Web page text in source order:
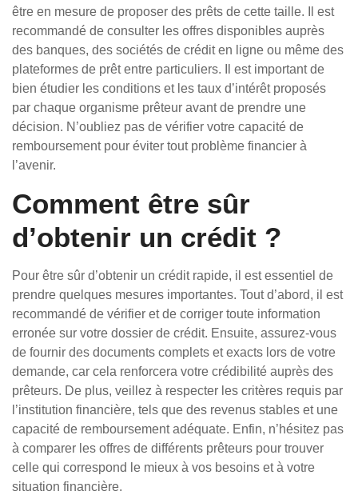
être en mesure de proposer des prêts de cette taille. Il est
recommandé de consulter les offres disponibles auprès
des banques, des sociétés de crédit en ligne ou même des
plateformes de prêt entre particuliers. Il est important de
bien étudier les conditions et les taux d’intérêt proposés
par chaque organisme prêteur avant de prendre une
décision. N’oubliez pas de vérifier votre capacité de
remboursement pour éviter tout problème financier à
l’avenir.
Comment être sûr
d’obtenir un crédit ?
Pour être sûr d’obtenir un crédit rapide, il est essentiel de
prendre quelques mesures importantes. Tout d’abord, il est
recommandé de vérifier et de corriger toute information
erronée sur votre dossier de crédit. Ensuite, assurez-vous
de fournir des documents complets et exacts lors de votre
demande, car cela renforcera votre crédibilité auprès des
prêteurs. De plus, veillez à respecter les critères requis par
l’institution financière, tels que des revenus stables et une
capacité de remboursement adéquate. Enfin, n’hésitez pas
à comparer les offres de différents prêteurs pour trouver
celle qui correspond le mieux à vos besoins et à votre
situation financière.